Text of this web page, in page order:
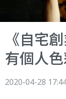
《自宅
有個人色
2020-04-28